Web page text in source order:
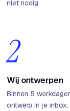
niet nodig.
2
Wij ontwerpen
Binnen 5
ontwerp in je inbox.